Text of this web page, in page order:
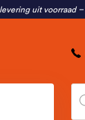
uit voorraad